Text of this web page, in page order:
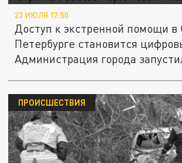
23 ИЮЛЯ 17:50
Доступ к экстренной помощи в
Петербурге становится
Администрация города
ПРОИСШЕСТВИЯ